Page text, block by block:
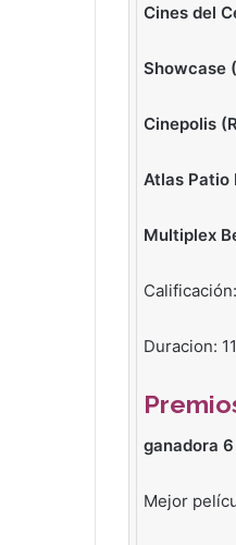
Cines del
Showcase
Cinepolis
Atlas Patio
Multiplex
Duracion:
ganadora
Mejor